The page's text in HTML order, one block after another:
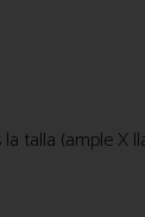
talla (ample X